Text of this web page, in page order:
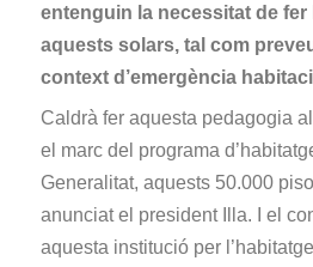
entenguin la necessitat de fer
aquests solars, tal com
context d’emergència
Caldrà fer aquesta pedagogia
el marc del programa
Generalitat, aquests 50.000
anunciat el president Illa. I el
aquesta institució per